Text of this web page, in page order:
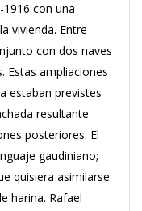
con una
vivienda. Entre
con dos naves
Estas ampliaciones
estaban previstes
resultante
posteriores. El
gaudiniano;
quisiera asimilarse
harina. Rafael